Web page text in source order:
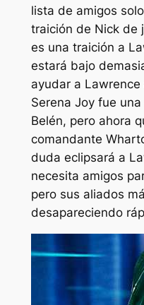
lista de amigos
traición de Nick de
es una traición a
estará bajo
ayudar a
Serena Joy fue
Belén, pero ahora
comandante
duda eclipsará a
necesita amigos
pero sus aliados
desapareciendo